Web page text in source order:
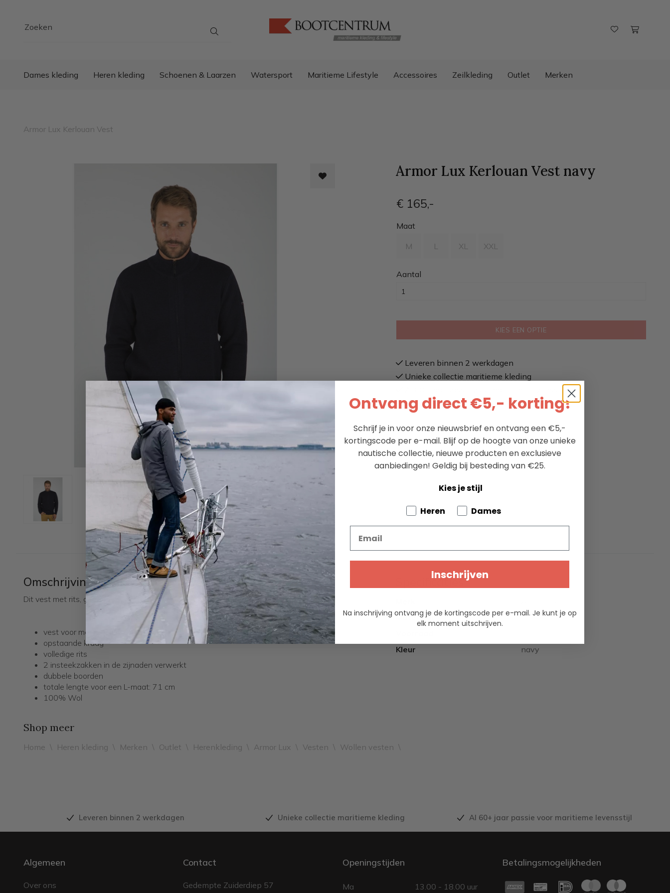
Zoeken
Dames kleding Heren kleding Schoenen & Laarzen Watersport Maritieme Lifestyle Accessoires Zeilkleding Outlet Merken
Armor Lux Kerlouan Vest
Armor Lux Kerlouan Vest navy
€ 165,-
Maat
M L XL XXL
Aantal
KIES EEN OPTIE
Leveren binnen 2 werkdagen
Unieke collectie maritieme kleding
Omschrijving
Dit vest met rits, gebreid in een dichte en dikke wol, combineert elegantie en comfort.
vest voor mannen
opstaande kraag
volledige rits
2 insteekzakken in de zijnaden verwerkt
dubbele boorden
totale lengte voor een L-maat: 71 cm
100% Wol
Specificaties
Materiaal
100% wol
Kleur
navy
Shop meer
Home \ Heren kleding \ Merken \ Outlet \ Herenkleding \ Armor Lux \ Vesten \ Wollen vesten \
Leveren binnen 2 werkdagen Unieke collectie maritieme kleding Al 60+ jaar passie voor maritieme levensstijl
Algemeen
Over ons
Contact
Gedempte Zuiderdiep 57
Openingstijden
Ma 13.00 - 18.00 uur
Betalingsmogelijkheden
Ontvang direct €5,- korting!
Schrijf je in voor onze nieuwsbrief en ontvang een €5,-
kortingscode per e-mail. Blijf op de hoogte van onze unieke
nautische collectie, nieuwe producten en exclusieve
aanbiedingen! Geldig bij besteding van €25.
Kies je stijl
Tell us about your pets
Heren
Dames
Inschrijven
Na inschrijving ontvang je de kortingscode per e-mail. Je kunt je op
elk moment uitschrijven.